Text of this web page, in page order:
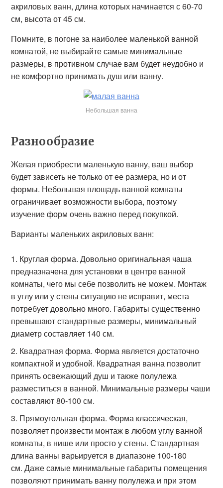
акриловых ванн, длина которых начинается с 60-70
см, высота от 45 см.
Помните, в погоне за наиболее маленькой ванной
комнатой, не выбирайте самые минимальные
размеры, в противном случае вам будет неудобно и
не комфортно принимать душ или ванну.
Небольшая ванна
Разнообразие
Желая приобрести маленькую ванну, ваш выбор
будет зависеть не только от ее размера, но и от
формы. Небольшая площадь ванной комнаты
ограничивает возможности выбора, поэтому
изучение форм очень важно перед покупкой.
Варианты маленьких акриловых ванн:
Круглая форма. Довольно оригинальная чаша
предназначена для установки в центре ванной
комнаты, чего мы себе позволить не можем. Монтаж
в углу или у стены ситуацию не исправит, места
потребует довольно много. Габариты существенно
превышают стандартные размеры, минимальный
диаметр составляет 140 см.
Квадратная форма. Форма является достаточно
компактной и удобной. Квадратная ванна позволит
принять освежающий душ и также полулежа
разместиться в ванной. Минимальные размеры чаши
составляют 80-100 см.
Прямоугольная форма. Форма классическая,
позволяет произвести монтаж в любом углу ванной
комнаты, в нише или просто у стены. Стандартная
длина ванны варьируется в диапазоне 100-180
см. Даже самые минимальные габариты помещения
позволяют принимать ванну полулежа и при этом